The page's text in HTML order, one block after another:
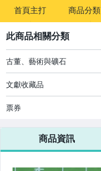
首頁主打 商品分類
古董、藝術與礦石
偶像、球員卡與郵幣
古董、藝術與礦石
文獻收藏品
票券
商品資訊